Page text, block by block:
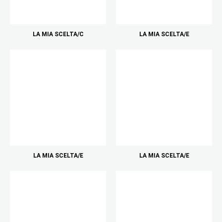
LA MIA SCELTA/C LA MIA SCELTA/E
LA MIA SCELTA/E LA MIA SCELTA/E